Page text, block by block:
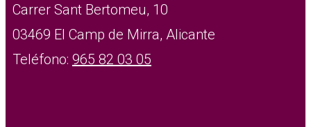
Carrer Sant Bertomeu, 10
03469 El Camp de Mirra, Alicante
Teléfono: 965 82 03 05